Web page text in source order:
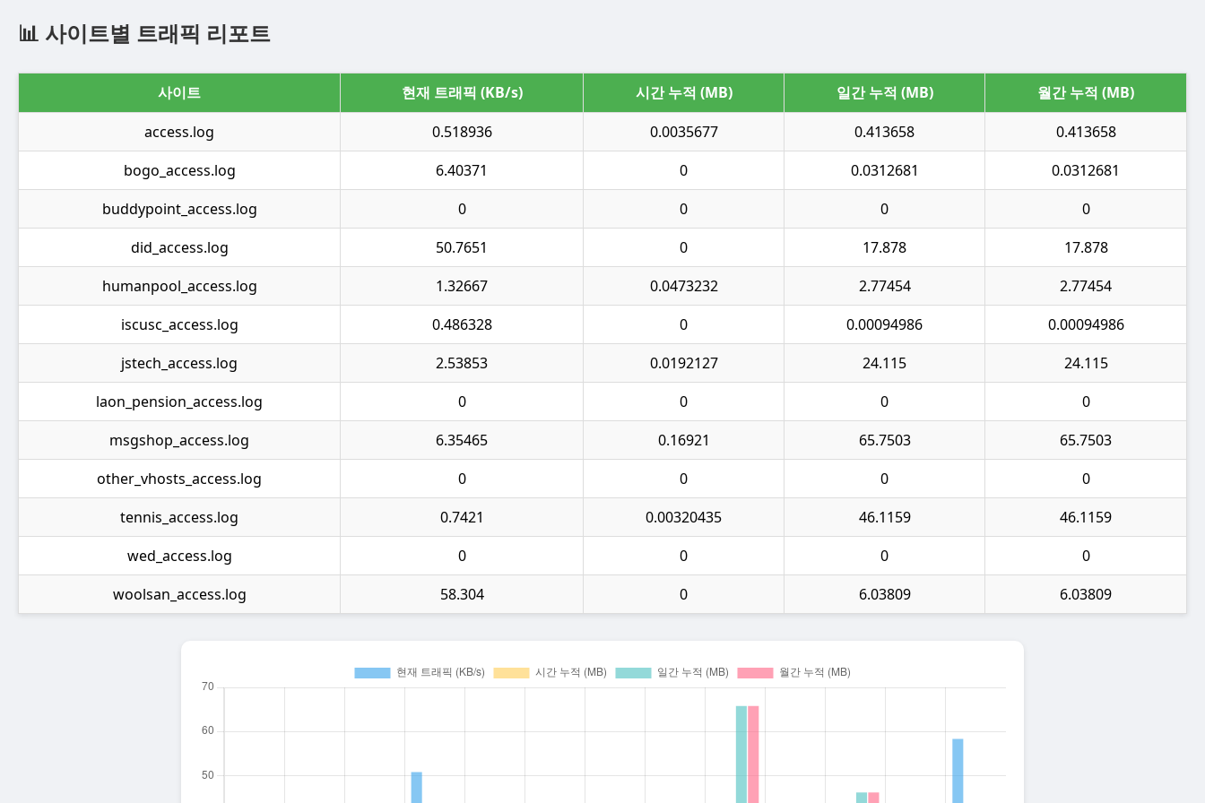
📊 사이트별 트래픽 리포트
사이트 현재 트래픽 (KB/s) 시간 누적 (MB) 일간 누적 (MB)
월간 누적 (MB)
access.log
0.518936 0.0035677 0.413658
0.413658
bogo_access.log
6.40371 0 0.0312681
0.0312681
buddypoint_access.log
0 0 0
0
did_access.log
50.7651 0 17.878
17.878
humanpool_access.log
1.32667 0.0473232 2.77454
2.77454
iscusc_access.log
0.486328 0 0.00094986
0.00094986
jstech_access.log
2.53853 0.0192127 24.115
24.115
laon_pension_access.log
0 0 0
0
msgshop_access.log
6.35465 0.16921 65.7503
65.7503
other_vhosts_access.log
0 0 0
0
tennis_access.log
0.7421 0.00320435 46.1159
46.1159
wed_access.log
0 0 0
0
woolsan_access.log
58.304 0 6.03809 6.03809